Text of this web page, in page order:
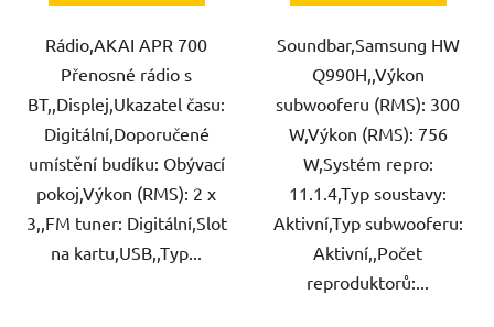
Rádio,AKAI APR 700
Přenosné rádio s
BT,,Displej,Ukazatel času:
Digitální,Doporučené
umístění budíku: Obývací
pokoj,Výkon (RMS): 2 x
3,,FM tuner: Digitální,Slot
na kartu,USB,,Typ...
Soundbar,Samsung HW
Q990H,,Výkon
subwooferu (RMS): 300
W,Výkon (RMS): 756
W,Systém repro:
11.1.4,Typ soustavy:
Aktivní,Typ subwooferu:
Aktivní,,Počet
reproduktorů:...